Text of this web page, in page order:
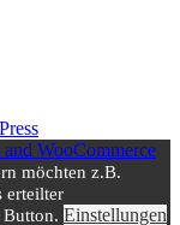
möchten z.B.
erteilter
Einstellungen